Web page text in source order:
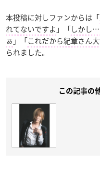
本投稿に対しファンからは「
れてないですよ 」「しかし
ぁ 」「これだから紀章さん
られました。
この記事の